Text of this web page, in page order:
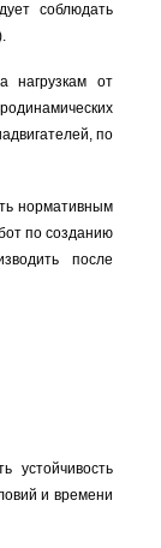
соблюдать
нагрузкам от
по
нормативным
по созданию
после
устойчивость
и времени